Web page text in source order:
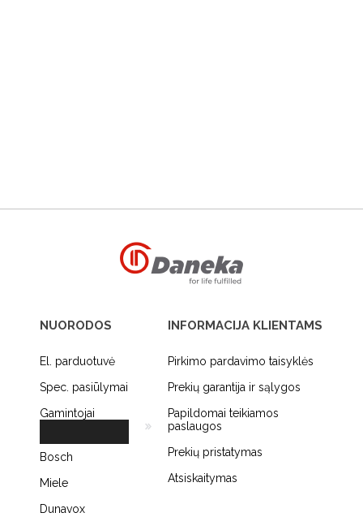
NUORODOS
El. parduotuvė
Spec. pasiūlymai
Gamintojai
Bosch
Miele
Dunavox
INFORMACIJA KLIENTAMS
Pirkimo pardavimo taisyklės
Prekių garantija ir sąlygos
Papildomai teikiamos
paslaugos
Prekių pristatymas
Atsiskaitymas